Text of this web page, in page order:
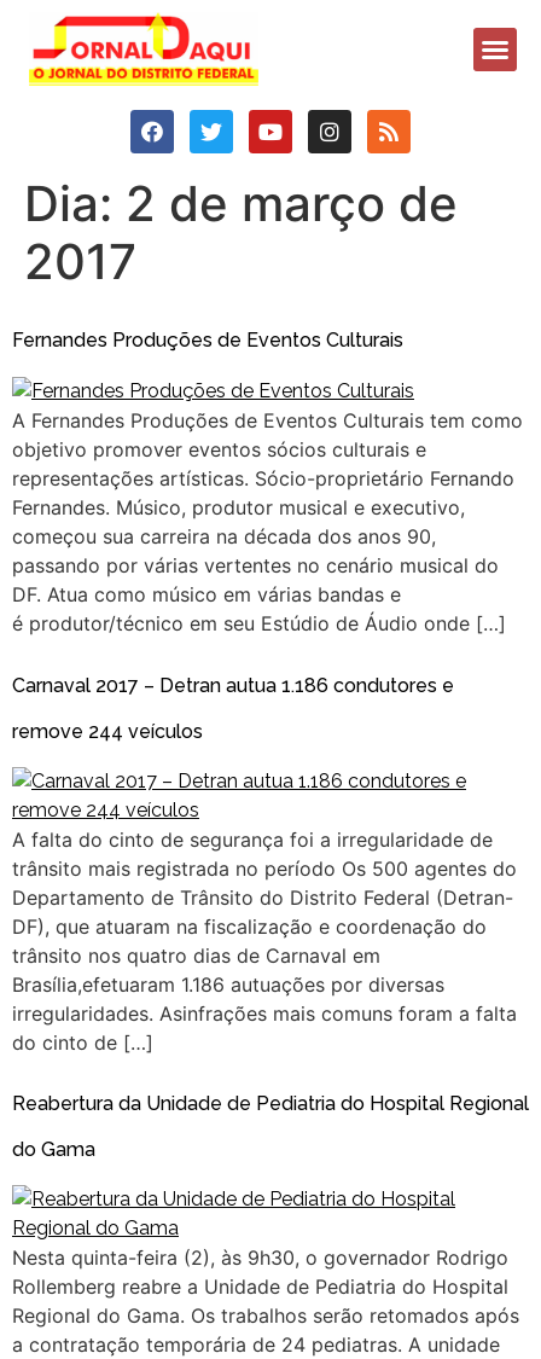
Dia: 2 de março de
2017
Fernandes Produções de Eventos Culturais
A Fernandes Produções de Eventos Culturais tem como
objetivo promover eventos sócios culturais e
representações artísticas. Sócio-proprietário Fernando
Fernandes. Músico, produtor musical e executivo,
começou sua carreira na década dos anos 90,
passando por várias vertentes no cenário musical do
DF. Atua como músico em várias bandas e
é produtor/técnico em seu Estúdio de Áudio onde […]
Carnaval 2017 – Detran autua 1.186 condutores e
remove 244 veículos
A falta do cinto de segurança foi a irregularidade de
trânsito mais registrada no período Os 500 agentes do
Departamento de Trânsito do Distrito Federal (Detran-
DF), que atuaram na fiscalização e coordenação do
trânsito nos quatro dias de Carnaval em
Brasília,efetuaram 1.186 autuações por diversas
irregularidades. Asinfrações mais comuns foram a falta
do cinto de […]
Reabertura da Unidade de Pediatria do Hospital Regional
do Gama
Nesta quinta-feira (2), às 9h30, o governador Rodrigo
Rollemberg reabre a Unidade de Pediatria do Hospital
Regional do Gama. Os trabalhos serão retomados após
a contratação temporária de 24 pediatras. A unidade